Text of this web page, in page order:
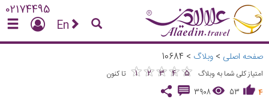
02174495
En
صفحه اصلی > وبلاگ >
10684
امتیاز کلی شما به وبلاگ ★
1 ★
2 ★
3 ★
4 ★
5
★★★★★
تا کنون
4
53
3908